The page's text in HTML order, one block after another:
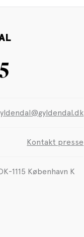
Kontakt presse
1115 København K